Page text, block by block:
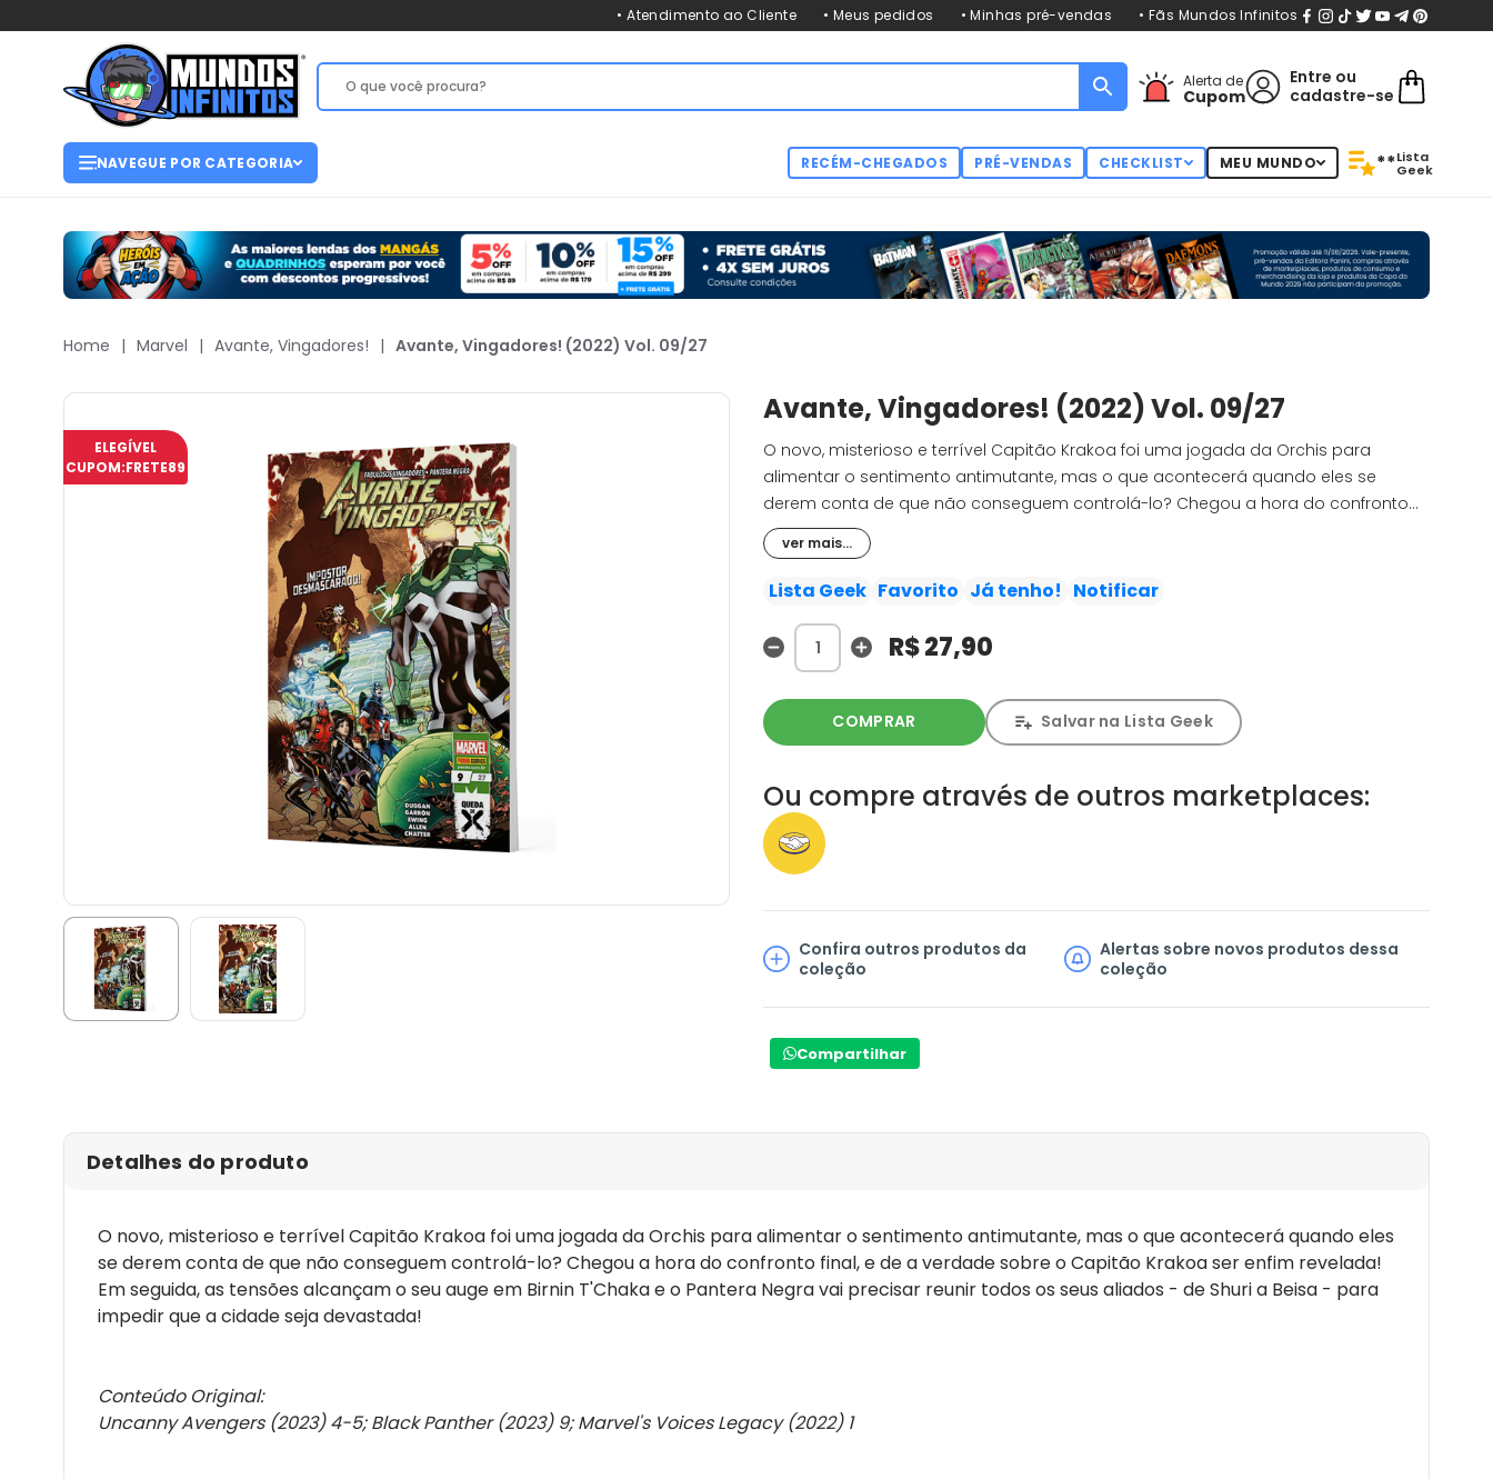
• Atendimento ao Cliente • Meus pedidos • Minhas pré-vendas • Fãs Mundos Infinitos
Alerta de
Cupom
Entre ou
cadastre-se
NAVEGUE POR CATEGORIA RECÉM-CHEGADOS PRÉ-VENDAS CHECKLIST MEU MUNDO **Lista
Geek
Home | Marvel | Avante, Vingadores! | Avante, Vingadores! (2022) Vol. 09/27
ELEGÍVEL
CUPOM:FRETE89
Avante, Vingadores! (2022) Vol. 09/27
O novo, misterioso e terrível Capitão Krakoa foi uma jogada da Orchis para
alimentar o sentimento antimutante, mas o que acontecerá quando eles se
derem conta de que não conseguem controlá-lo? Chegou a hora do confronto
final, e de a verdade sobre o Capitão Krakoa ser enfim revelada! Em seguida, as
tensões alcançam o seu auge em Birnin T'Chaka e o Pantera Negra vai precisar
reunir todos os seus aliados - de Shuri a Beisa - para impedir que a cidade seja
ver mais...
Lista Geek Favorito Já tenho! Notificar
R$ 27,90
COMPRAR Salvar na Lista Geek
Ou compre através de outros marketplaces:
Confira outros produtos da
coleção
Alertas sobre novos produtos dessa
coleção
Compartilhar
Detalhes do produto
O novo, misterioso e terrível Capitão Krakoa foi uma jogada da Orchis para alimentar o sentimento antimutante, mas o que acontecerá quando eles
se derem conta de que não conseguem controlá-lo? Chegou a hora do confronto final, e de a verdade sobre o Capitão Krakoa ser enfim revelada!
Em seguida, as tensões alcançam o seu auge em Birnin T'Chaka e o Pantera Negra vai precisar reunir todos os seus aliados - de Shuri a Beisa - para
impedir que a cidade seja devastada!
Conteúdo Original:
Uncanny Avengers (2023) 4-5; Black Panther (2023) 9; Marvel's Voices Legacy (2022) 1